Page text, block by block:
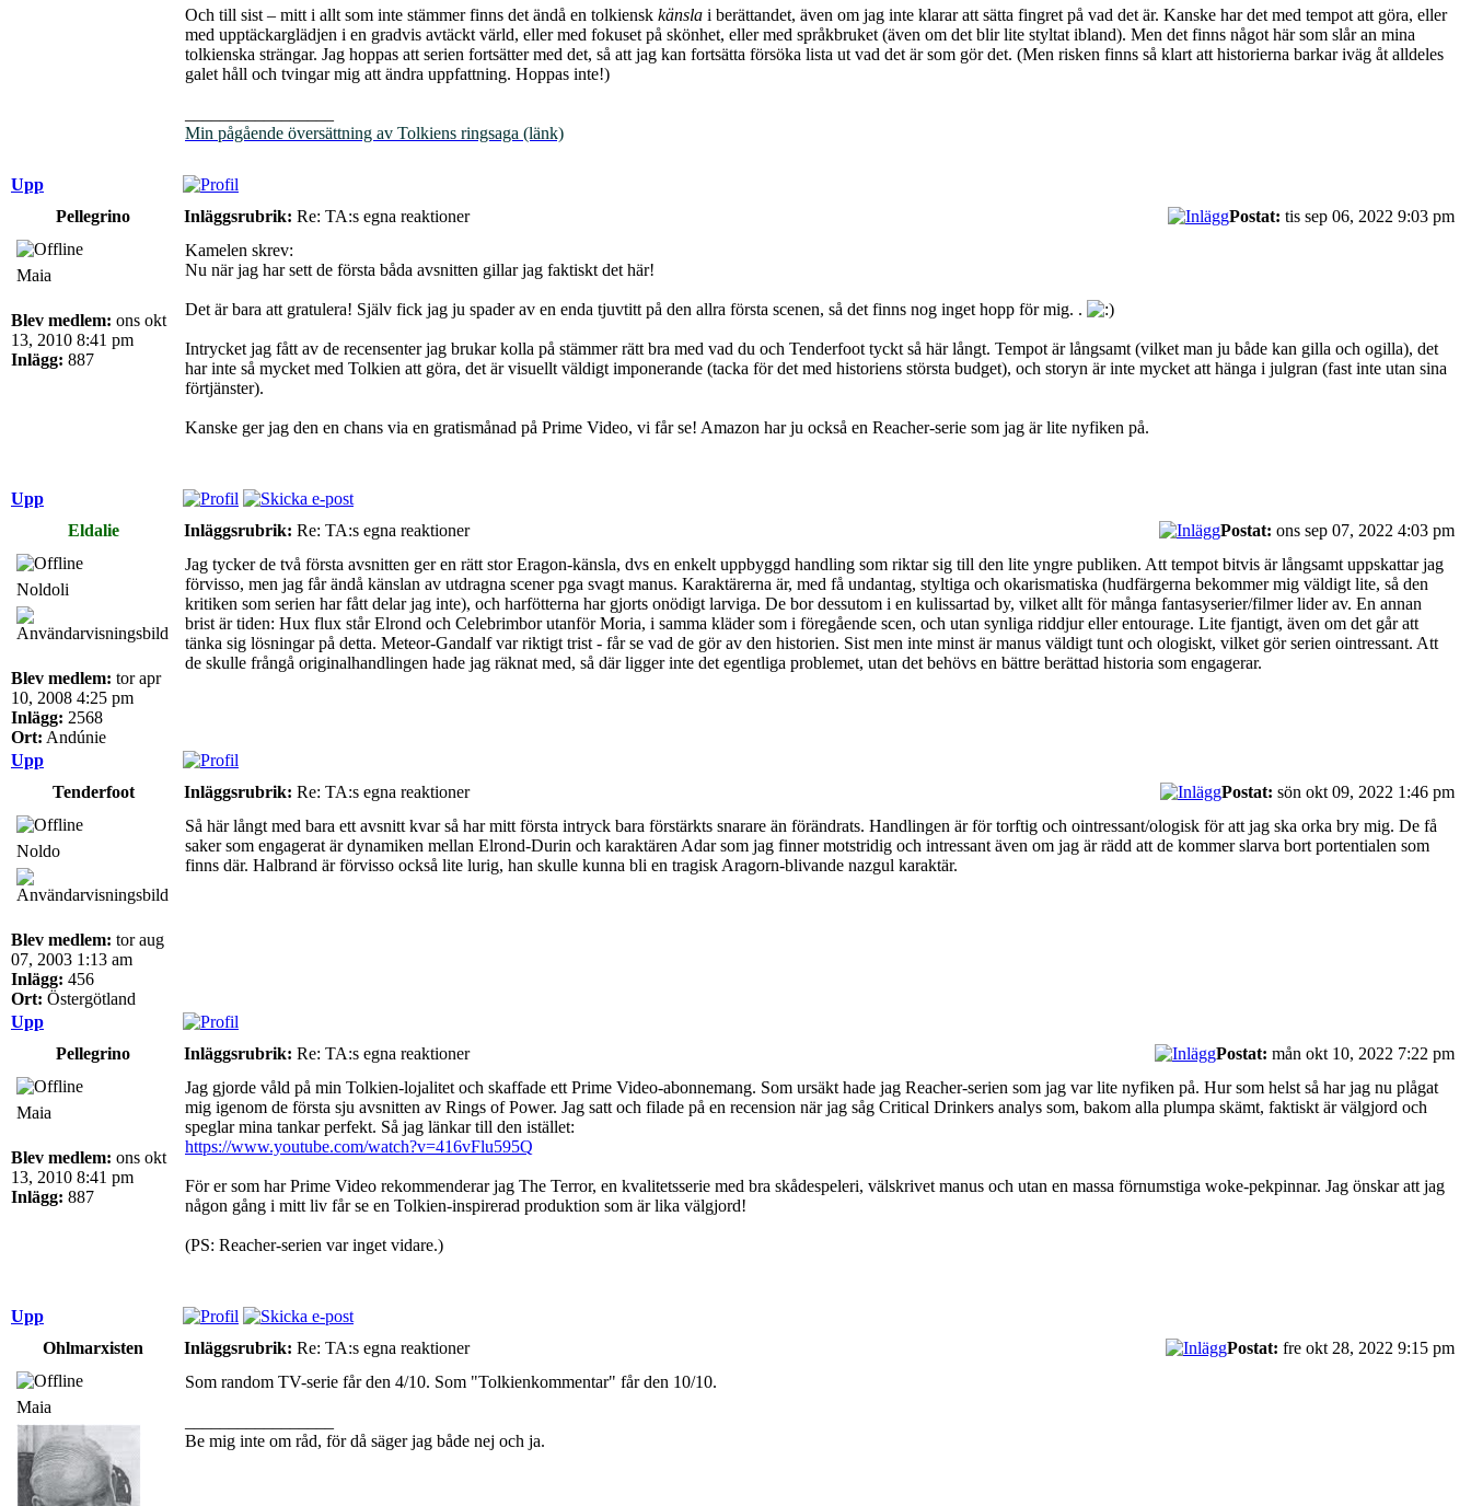
Och till sist – mitt i allt som inte stämmer finns det ändå en tolkiensk känsla i berättandet, även om jag inte klarar att sätta fingret på vad det är. Kanske har det med tempot att göra, eller
med upptäckarglädjen i en gradvis avtäckt värld, eller med fokuset på skönhet, eller med språkbruket (även om det blir lite styltat ibland). Men det finns något här som slår an mina
tolkienska strängar. Jag hoppas att serien fortsätter med det, så att jag kan fortsätta försöka lista ut vad det är som gör det. (Men risken finns så klart att historierna barkar iväg åt alldeles
galet håll och tvingar mig att ändra uppfattning. Hoppas inte!)
Min pågående översättning av Tolkiens ringsaga (länk)
Upp
Pellegrino
Inläggsrubrik: Re: TA:s egna reaktioner Postat: tis sep 06, 2022 9:03 pm
Maia
Blev medlem: ons okt
13, 2010 8:41 pm
Inlägg: 887
Kamelen skrev:
Nu när jag har sett de första båda avsnitten gillar jag faktiskt det här!
Det är bara att gratulera! Själv fick jag ju spader av en enda tjuvtitt på den allra första scenen, så det finns nog inget hopp för mig. .
Intrycket jag fått av de recensenter jag brukar kolla på stämmer rätt bra med vad du och Tenderfoot tyckt så här långt. Tempot är långsamt (vilket man ju både kan gilla och ogilla), det
har inte så mycket med Tolkien att göra, det är visuellt väldigt imponerande (tacka för det med historiens största budget), och storyn är inte mycket att hänga i julgran (fast inte utan sina
förtjänster).
Kanske ger jag den en chans via en gratismånad på Prime Video, vi får se! Amazon har ju också en Reacher-serie som jag är lite nyfiken på.
Upp
Eldalie
Inläggsrubrik: Re: TA:s egna reaktioner Postat: ons sep 07, 2022 4:03 pm
Noldoli
Blev medlem: tor apr
10, 2008 4:25 pm
Inlägg: 2568
Ort: Andúnie
Jag tycker de två första avsnitten ger en rätt stor Eragon-känsla, dvs en enkelt uppbyggd handling som riktar sig till den lite yngre publiken. Att tempot bitvis är långsamt uppskattar jag
förvisso, men jag får ändå känslan av utdragna scener pga svagt manus. Karaktärerna är, med få undantag, styltiga och okarismatiska (hudfärgerna bekommer mig väldigt lite, så den
kritiken som serien har fått delar jag inte), och harfötterna har gjorts onödigt larviga. De bor dessutom i en kulissartad by, vilket allt för många fantasyserier/filmer lider av. En annan
brist är tiden: Hux flux står Elrond och Celebrimbor utanför Moria, i samma kläder som i föregående scen, och utan synliga riddjur eller entourage. Lite fjantigt, även om det går att
tänka sig lösningar på detta. Meteor-Gandalf var riktigt trist - får se vad de gör av den historien. Sist men inte minst är manus väldigt tunt och ologiskt, vilket gör serien ointressant. Att
de skulle frångå originalhandlingen hade jag räknat med, så där ligger inte det egentliga problemet, utan det behövs en bättre berättad historia som engagerar.
Upp
Tenderfoot
Inläggsrubrik: Re: TA:s egna reaktioner Postat: sön okt 09, 2022 1:46 pm
Noldo
Blev medlem: tor aug
07, 2003 1:13 am
Inlägg: 456
Ort: Östergötland
Så här långt med bara ett avsnitt kvar så har mitt första intryck bara förstärkts snarare än förändrats. Handlingen är för torftig och ointressant/ologisk för att jag ska orka bry mig. De få
saker som engagerat är dynamiken mellan Elrond-Durin och karaktären Adar som jag finner motstridig och intressant även om jag är rädd att de kommer slarva bort portentialen som
finns där. Halbrand är förvisso också lite lurig, han skulle kunna bli en tragisk Aragorn-blivande nazgul karaktär.
Upp
Pellegrino
Inläggsrubrik: Re: TA:s egna reaktioner Postat: mån okt 10, 2022 7:22 pm
Maia
Blev medlem: ons okt
13, 2010 8:41 pm
Inlägg: 887
Jag gjorde våld på min Tolkien-lojalitet och skaffade ett Prime Video-abonnemang. Som ursäkt hade jag Reacher-serien som jag var lite nyfiken på. Hur som helst så har jag nu plågat
mig igenom de första sju avsnitten av Rings of Power. Jag satt och filade på en recension när jag såg Critical Drinkers analys som, bakom alla plumpa skämt, faktiskt är välgjord och
speglar mina tankar perfekt. Så jag länkar till den istället:
https://www.youtube.com/watch?v=416vFlu595Q
För er som har Prime Video rekommenderar jag The Terror, en kvalitetsserie med bra skådespeleri, välskrivet manus och utan en massa förnumstiga woke-pekpinnar. Jag önskar att jag
någon gång i mitt liv får se en Tolkien-inspirerad produktion som är lika välgjord!
(PS: Reacher-serien var inget vidare.)
Upp
Ohlmarxisten
Inläggsrubrik: Re: TA:s egna reaktioner Postat: fre okt 28, 2022 9:15 pm
Maia
Som random TV-serie får den 4/10. Som "Tolkienkommentar" får den 10/10.
Be mig inte om råd, för då säger jag både nej och ja.